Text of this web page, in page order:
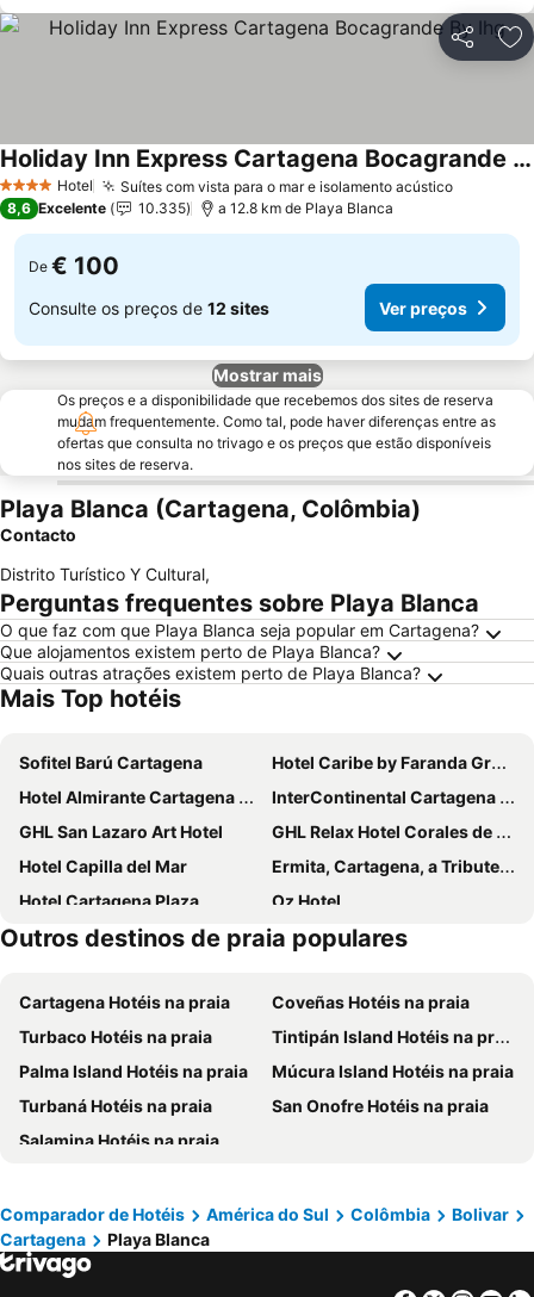
Partilhar
4 EstrelasHotel Suítes com vista para o mar e isolamento acústico
Holiday Inn Express Cartagena Bocagrande By Ihg
8,6 Excelente 10.335 a 12.8 km de Playa Blanca
De € 100
Consulte os preços de 12 sites Ver preços
Mostrar mais
Os preços e a disponibilidade que recebemos dos sites de reserva
mudam frequentemente. Como tal, pode haver diferenças entre as
ofertas que consulta no trivago e os preços que estão disponíveis
nos sites de reserva.
Playa Blanca (Cartagena, Colômbia)
Contacto
Distrito Turístico Y Cultural,
Perguntas frequentes sobre Playa Blanca
O que faz com que Playa Blanca seja popular em Cartagena?
Que alojamentos existem perto de Playa Blanca?
Quais outras atrações existem perto de Playa Blanca?
Mais Top hotéis
Sofitel Barú Cartagena
Hotel Caribe by Faranda Grand, a member of Radisson Individuals
Hotel Almirante Cartagena Colombia
InterContinental Cartagena De Indias by IHG
GHL San Lazaro Art Hotel
GHL Relax Hotel Corales de Indias
Hotel Capilla del Mar
Ermita, Cartagena, a Tribute Portfolio Hotel
Hotel Cartagena Plaza
Oz Hotel
Hotel Dann Cartagena
GHL Arsenal Hotel
Hotel Boutique Casa del Coliseo
Hotel Summer Frente Al Mar
OZ Hotel Collection
Hotel Cartagena Dubai
Sofitel Legend Santa Clara Cartagena
Getsemani Cartagena Luxury Hotel
Kim
Hotel Fenix Beach Cartagena
Holiday Inn Express Cartagena Manga By Ihg
Moet Cartagena Hotel Boutique
Hyatt Regency Cartagena
Oz Hotel Luxury
Hotel Stil Cartagena
Outros destinos de praia populares
Cartagena Hotéis na praia
Coveñas Hotéis na praia
Turbaco Hotéis na praia
Tintipán Island Hotéis na praia
Palma Island Hotéis na praia
Múcura Island Hotéis na praia
Turbaná Hotéis na praia
San Onofre Hotéis na praia
Salamina Hotéis na praia
Comparador de Hotéis América do Sul Colômbia
Bolivar
Cartagena
Playa Blanca